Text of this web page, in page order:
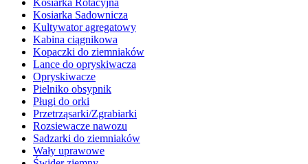
Kosiarka Rotacyjna
Kosiarka Sadownicza
Kultywator agregatowy
Kabina ciągnikowa
Kopaczki do ziemniaków
Lance do opryskiwacza
Opryskiwacze
Pielniko obsypnik
Pługi do orki
Przetrząsarki/Zgrabiarki
Rozsiewacze nawozu
Sadzarki do ziemniaków
Wały uprawowe